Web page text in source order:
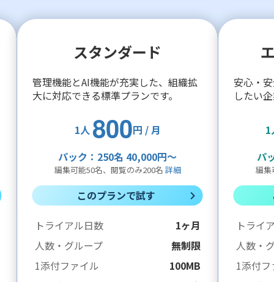
スタンダード
管理機能とAI機能が充実した、組織拡
大に対応できる標準プランです。
1人 800円 / 月
パック：250名 40,000円〜
編集可能50名、閲覧のみ200名 詳細
このプランで試す
トライアル日数
1ヶ月
人数・グループ
無制限
1添付ファイル
100MB
安心・
したい
1
パ
編集
トライ
人数・
1添付